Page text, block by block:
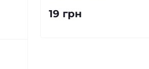
19 грн